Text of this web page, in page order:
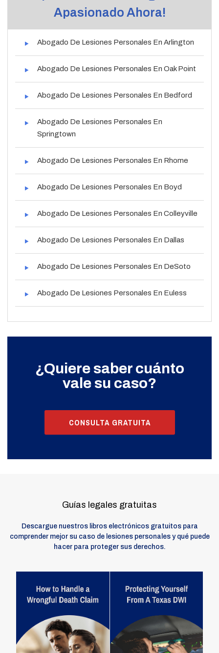
Apasionado Ahora!
Abogado De Lesiones Personales En Arlington
Abogado De Lesiones Personales En Oak Point
Abogado De Lesiones Personales En Bedford
Abogado De Lesiones Personales En
Springtown
Abogado De Lesiones Personales En Rhome
Abogado De Lesiones Personales En Boyd
Abogado De Lesiones Personales En Colleyville
Abogado De Lesiones Personales En Dallas
Abogado De Lesiones Personales En DeSoto
Abogado De Lesiones Personales En Euless
¿Quiere saber cuánto
vale su caso?
CONSULTA GRATUITA
Guías legales gratuitas
Descargue nuestros libros electrónicos gratuitos para
comprender mejor su caso de lesiones personales y qué puede
hacer para proteger sus derechos.